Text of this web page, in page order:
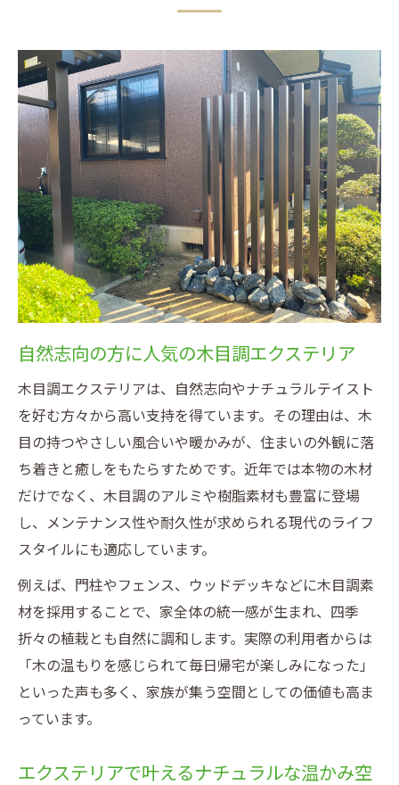
自然志向の方に人気の木目調エクステリア
木目調エクステリアは、自然志向やナチュラルテイスト
を好む方々から高い支持を得ています。その理由は、木
目の持つやさしい風合いや暖かみが、住まいの外観に落
ち着きと癒しをもたらすためです。近年では本物の木材
だけでなく、木目調のアルミや樹脂素材も豊富に登場
し、メンテナンス性や耐久性が求められる現代のライフ
スタイルにも適応しています。
例えば、門柱やフェンス、ウッドデッキなどに木目調素
材を採用することで、家全体の統一感が生まれ、四季
折々の植栽とも自然に調和します。実際の利用者からは
「木の温もりを感じられて毎日帰宅が楽しみになった」
といった声も多く、家族が集う空間としての価値も高ま
っています。
エクステリアで叶えるナチュラルな温かみ空